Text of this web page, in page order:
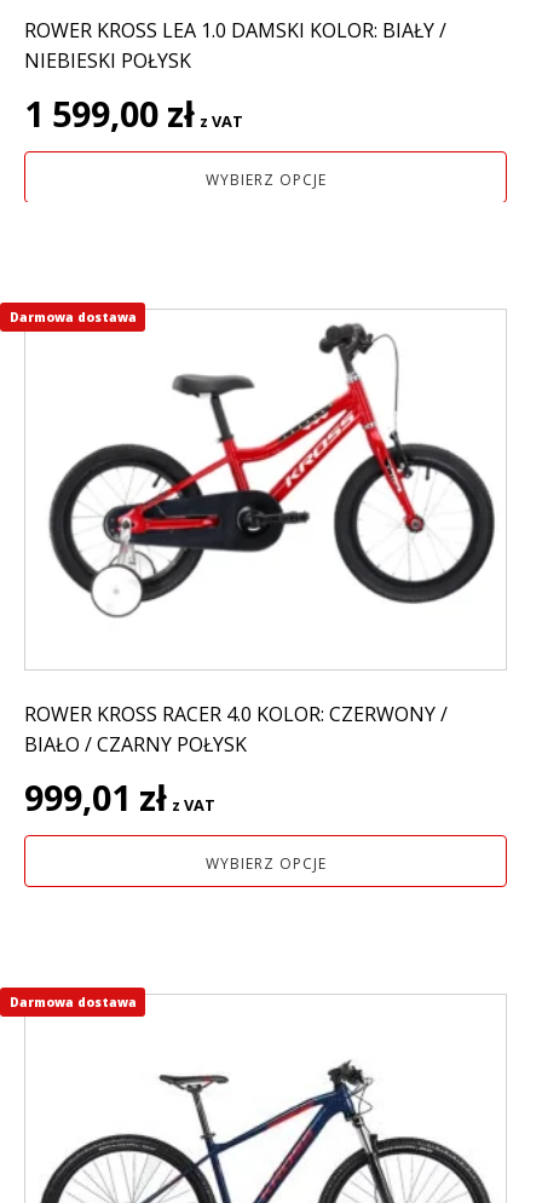
ROWER KROSS LEA 1.0 DAMSKI KOLOR: BIAŁY /
NIEBIESKI POŁYSK
1 599,00 zł z VAT
WYBIERZ OPCJE
ROWER KROSS RACER 4.0 KOLOR: CZERWONY /
BIAŁO / CZARNY POŁYSK
999,01 zł z VAT
WYBIERZ OPCJE
Ten
wariantów.
Opcje
można
wybrać
stronie
produktu
Darmowa dostawa
Ten
wariantów.
Opcje
można
Darmowa dostawa